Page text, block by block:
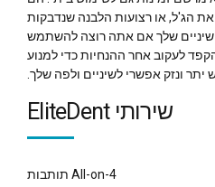
הג'ל, או רצועות הלבנה שנדבקות
שלך אם אתה רוצה להשתמש
לעקוב אחר ההנחיות כדי למנוע
יתר ונזק אפשרי לשיניים ולפה שלך.
שירותי EliteDent
All-on-4 תותבות